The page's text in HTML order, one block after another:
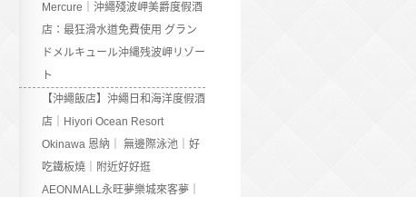
Mercure｜沖繩殘波岬美爵度假酒
店：最狂滑水道免費使用 グラン
ドメルキュール沖縄残波岬リゾー
ト
【沖繩飯店】沖繩日和海洋度假酒
店｜Hiyori Ocean Resort
Okinawa 恩納｜ 無邊際泳池｜好
吃鐵板燒｜附近好好逛
AEONMALL永旺夢樂城來客夢｜